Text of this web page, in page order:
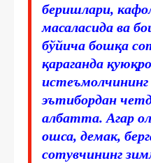
беришлари,
масаласида ва
бўйича бошқа
қараганда
эътибордан
албатта. Агар
ошса, демак,
сотувчининг